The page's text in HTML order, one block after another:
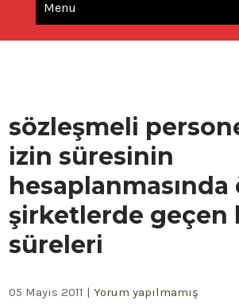
Menu
sözleşmeli
izin süresinin
hesaplanmasında
şirketlerde geçen
süreleri
05 Mayıs 2011 |Yorum yapılmamış